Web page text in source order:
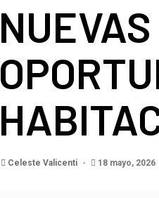
NUEVAS
Celeste Valicenti 18 mayo, 2026